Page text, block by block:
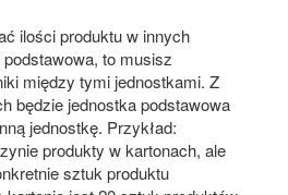
ilości produktu w innych
to musisz
między tymi jednostkami. Z
będzie jednostka podstawowa
jednostkę. Przykład:
produkty w kartonach, ale
sztuk produktu